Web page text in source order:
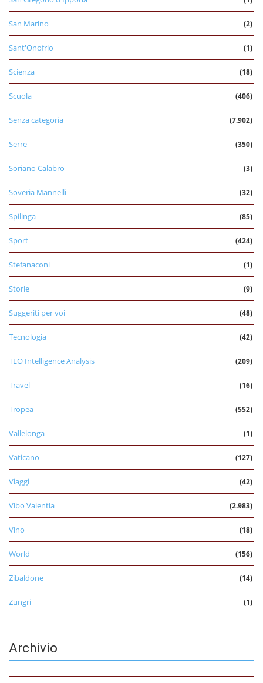
San Marino (2)
Sant'Onofrio (1)
Scienza (18)
Scuola (406)
Senza categoria (7.902)
Serre (350)
Soriano Calabro (3)
Soveria Mannelli (32)
Spilinga (85)
Sport (424)
Stefanaconi (1)
Storie (9)
Suggeriti per voi (48)
Tecnologia (42)
TEO Intelligence Analysis (209)
Travel (16)
Tropea (552)
Vallelonga (1)
Vaticano (127)
Viaggi (42)
Vibo Valentia (2.983)
Vino (18)
World (156)
Zibaldone (14)
Zungri (1)
Archivio